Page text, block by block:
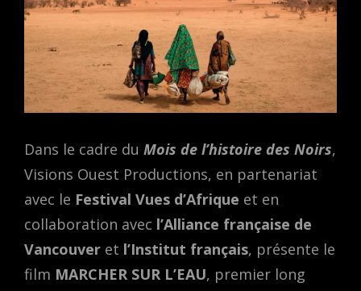
Dans le cadre du Mois de l’histoire des Noirs,
Visions Ouest Productions, en partenariat
avec le Festival Vues d’Afrique et en
collaboration avec l’Alliance française de
Vancouver et l’Institut français, présente le
film MARCHER SUR L’EAU, premier long